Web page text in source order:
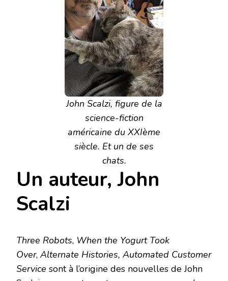
John Scalzi, figure de la
science-fiction
américaine du XXIème
siècle. Et un de ses
chats.
Un auteur, John
Scalzi
Three Robots, When the Yogurt Took
Over, Alternate Histories, Automated Customer
Service sont à l’origine des nouvelles de John